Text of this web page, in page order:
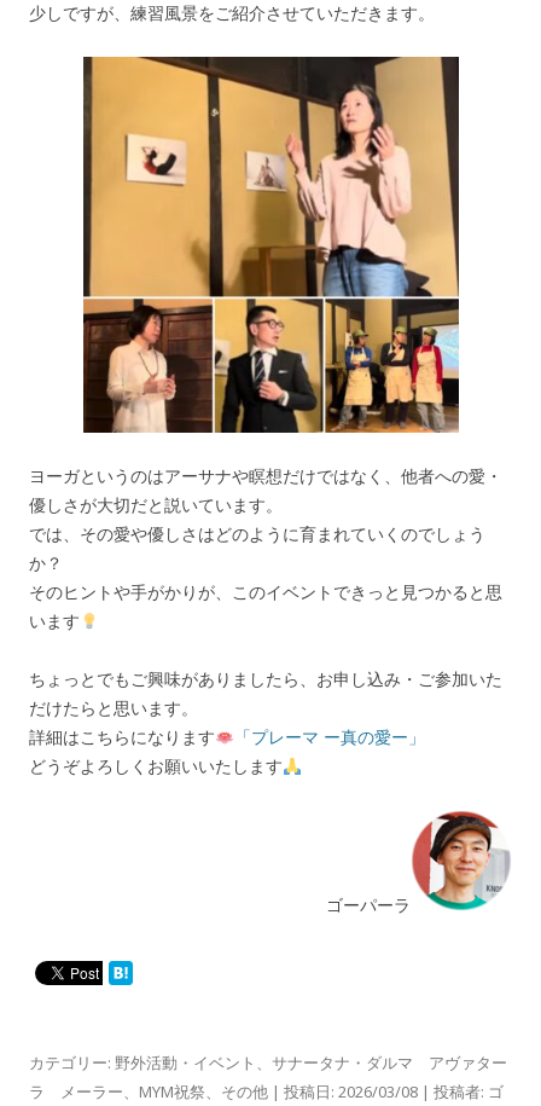
少しですが、練習風景をご紹介させていただきます。
ヨーガというのはアーサナや瞑想だけではなく、他者への愛・
優しさが大切だと説いています。
では、その愛や優しさはどのように育まれていくのでしょう
か？
そのヒントや手がかりが、このイベントできっと見つかると思
います
ちょっとでもご興味がありましたら、お申し込み・ご参加いた
だけたらと思います。
詳細はこちらになります
「プレーマ ー真の愛ー」
どうぞよろしくお願いいたします
ゴーパーラ
カテゴリー: 野外活動・イベント 、 サナータナ・ダルマ アヴァター
ラ メーラー、 MYM祝祭、 その他 | 投稿日: 2026/03/08 | 投稿者: ゴ